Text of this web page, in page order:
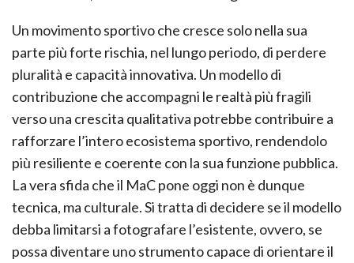
Un movimento sportivo che cresce solo nella sua
parte più forte rischia, nel lungo periodo, di perdere
pluralità e capacità innovativa. Un modello di
contribuzione che accompagni le realtà più fragili
verso una crescita qualitativa potrebbe contribuire a
rafforzare l’intero ecosistema sportivo, rendendolo
più resiliente e coerente con la sua funzione pubblica.
La vera sfida che il MaC pone oggi non è dunque
tecnica, ma culturale. Si tratta di decidere se il modello
debba limitarsi a fotografare l’esistente, ovvero, se
possa diventare uno strumento capace di orientare il